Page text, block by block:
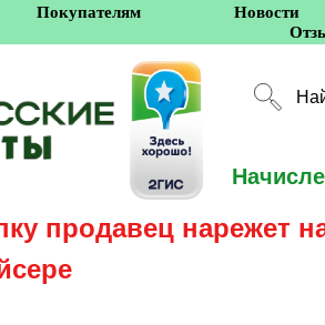
Покупателям Новости
продавец нарежет